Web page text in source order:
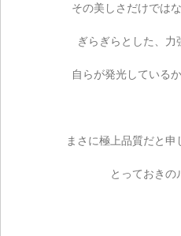
その美しさだけでは
ぎらぎらとした、力
自らが発光している
まさに極上品質だと
とっておきの